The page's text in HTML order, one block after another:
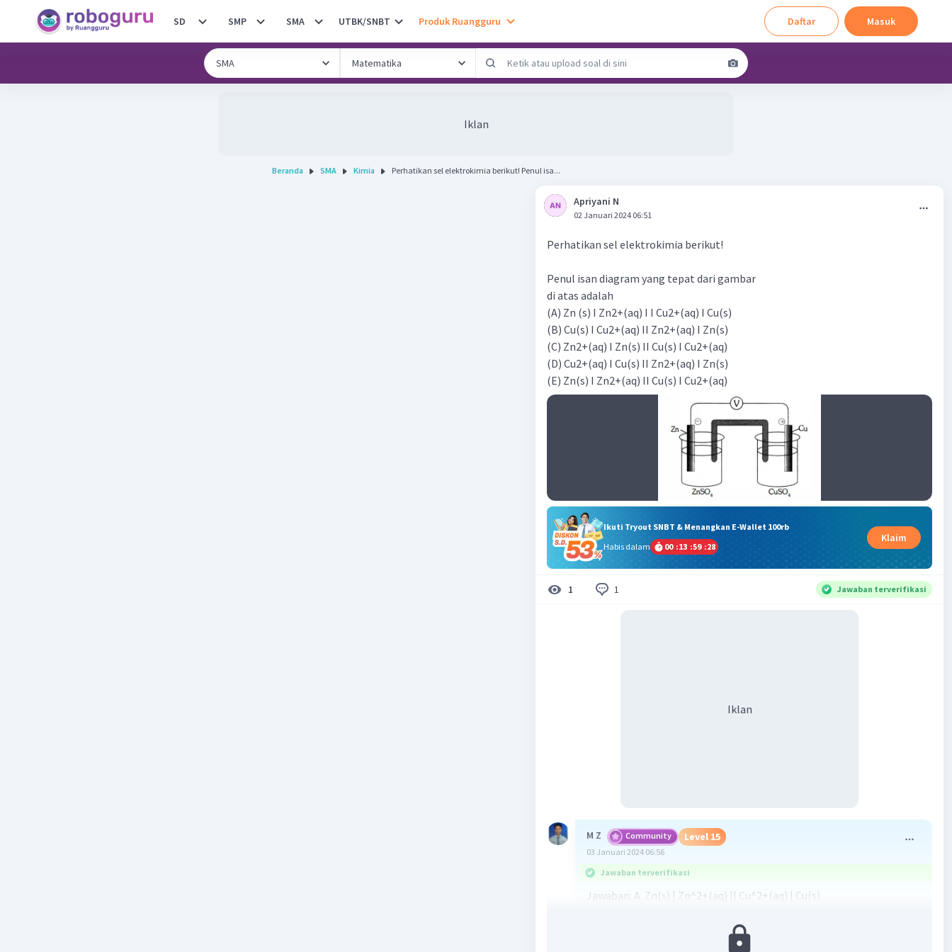
SD SMP SMA UTBK/SNBT Produk Ruangguru Daftar Masuk
Iklan
Beranda SMA Kimia Perhatikan sel elektrokimia berikut! Penul isa...
Apriyani N
02 Januari 2024 06:51
Perhatikan sel elektrokimia berikut!
Penul isan diagram yang tepat dari gambar
di atas adalah
(A) Zn (s) I Zn2+(aq) I I Cu2+(aq) I Cu(s)
(B) Cu(s) I Cu2+(aq) II Zn2+(aq) I Zn(s)
(C) Zn2+(aq) I Zn(s) II Cu(s) I Cu2+(aq)
(D) Cu2+(aq) I Cu(s) II Zn2+(aq) I Zn(s)
(E) Zn(s) I Zn2+(aq) II Cu(s) I Cu2+(aq)
Ikuti Tryout SNBT & Menangkan E-Wallet 100rb
Habis dalam
00 :13 :59 :28
Klaim
1 1 Jawaban terverifikasi
Iklan
M Z Community Level 15
03 Januari 2024 06:56
Jawaban terverifikasi
Jawaban: A. Zn(s) | Zn^2+(aq) || Cu^2+(aq) | Cu(s)
Notasi sel atau diagram sel ini adalah menyatakan informasi